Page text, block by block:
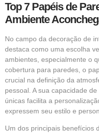
Top 7 Papéis de
Ambiente
No campo da decoração de
destaca como uma escolha
ambientes, especialmente o
cobertura para paredes, o
crucial na definição da
pessoal. A sua capacidade
únicas facilita a
expressem seu estilo e
Um dos principais benefícios